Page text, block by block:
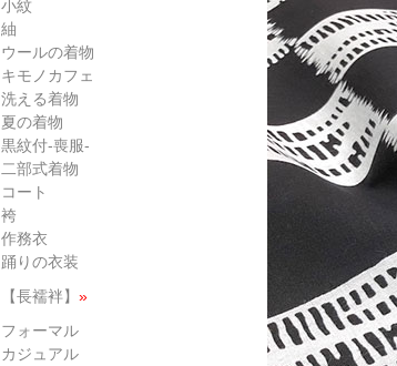
小紋
紬
ウールの着物
キモノカフェ
洗える着物
夏の着物
黒紋付-喪服-
二部式着物
コート
袴
作務衣
踊りの衣装
【長襦袢】 »
フォーマル
カジュアル